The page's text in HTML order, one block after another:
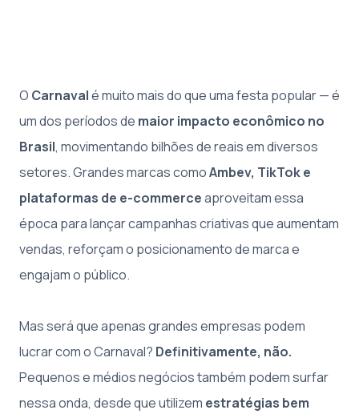
O Carnavalé muito mais do que uma festa popular — é
um dos períodos de maior impacto econômico no
Brasil, movimentando bilhões de reais em diversos
setores. Grandes marcas comoAmbev, TikTok e
plataformas de e-commerceaproveitam essa
época para lançar campanhas criativas que aumentam
vendas, reforçam o posicionamento de marca e
engajam o público.
Mas será que apenas grandes empresas podem
lucrar com o Carnaval? Definitivamente, não.
Pequenos e médios negócios também podem surfar
nessa onda, desde que utilizem estratégias bem